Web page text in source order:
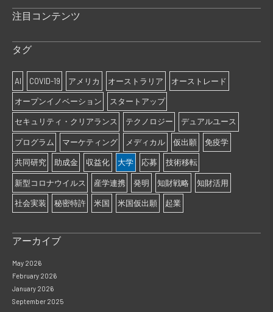
注目コンテンツ
タグ
AI COVID-19 アメリカ オーストラリア オーストレード
オープンイノベーション スタートアップ
セキュリティ・クリアランス テクノロジー デュアルユース
プログラム マーケティング メディカル 仮出願 免疫学
共同研究 助成金 収益化 大学 応募 技術移転
新型コロナウイルス 産学連携 発明 知財戦略 知財活用
社会実装 秘密特許 米国 米国仮出願 起業
アーカイブ
May 2026
February 2026
January 2026
September 2025